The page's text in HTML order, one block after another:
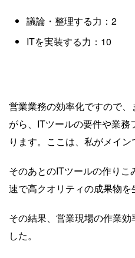
議論・整理する力：2
ITを実装する力：10
営業業務の効率化ですので
がら、ITツールの要件や業
ります。ここは、私がメイン
そのあとのITツールの作り
速で高クオリティの成果物を
その結果、営業現場の作業
した。